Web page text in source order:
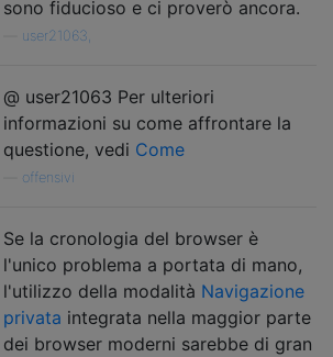
sono fiducioso e ci proverò ancora.
user21063,
@ user21063 Per ulteriori
informazioni su come affrontare la
questione, vedi Come
offensivi
Se la cronologia del browser è
l'unico problema a portata di mano,
l'utilizzo della modalità Navigazione
privata integrata nella maggior parte
dei browser moderni sarebbe di gran